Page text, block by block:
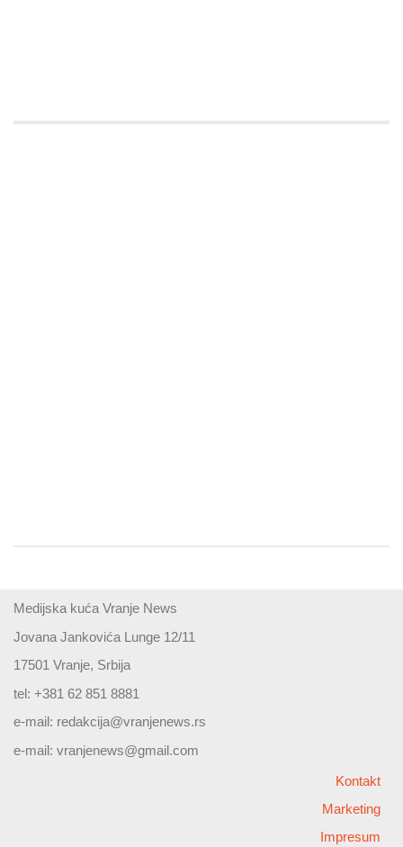
Medijska kuća Vranje News
Jovana Jankovića Lunge 12/11
17501 Vranje, Srbija
tel: +381 62 851 8881
e-mail: redakcija@vranjenews.rs
e-mail: vranjenews@gmail.com
Kontakt
Marketing
Impresum